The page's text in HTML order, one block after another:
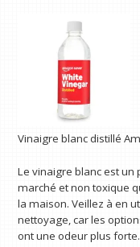
Vinaigre blanc distillé
Le vinaigre blanc est
marché et non toxique
la maison. Veillez à en
nettoyage, car les
ont une odeur plus forte.